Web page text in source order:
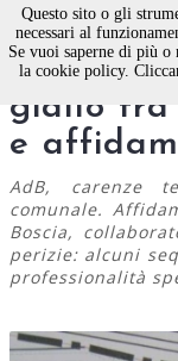
Molfetta,
giallo tra
e
AdB, carenze
comunale.
Boscia,
perizie: alcuni
professionalità
Questo sito o gli
necessari al
Se vuoi saperne di più o
la cookie policy.